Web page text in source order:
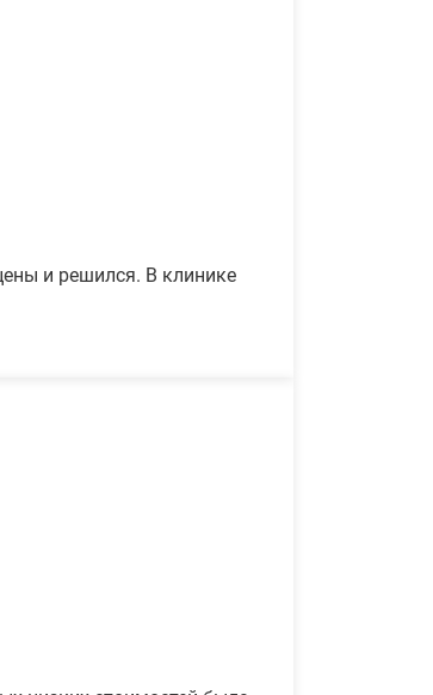
и решился. В клинике